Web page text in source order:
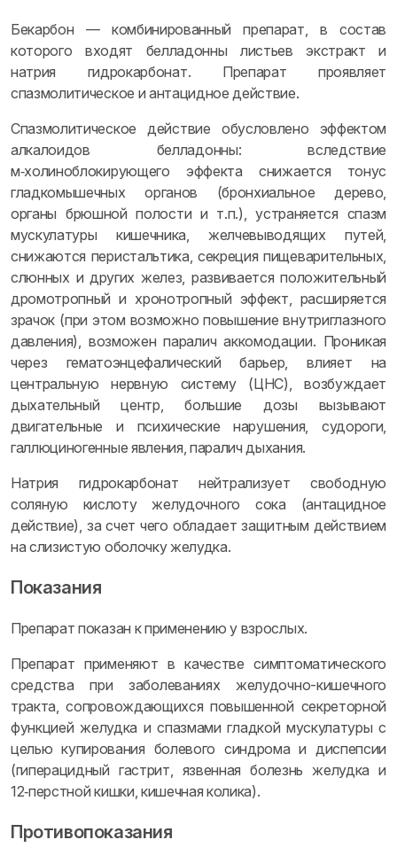
Бекарбон — комбинированный препарат, в состав
которого входят белладонны листьев экстракт и
натрия гидрокарбонат. Препарат проявляет
спазмолитическое и антацидное действие.
Спазмолитическое действие обусловлено эффектом
алкалоидов белладонны: вследствие
м‑холиноблокирующего эффекта снижается тонус
гладкомышечных органов (бронхиальное дерево,
органы брюшной полости и т.п.), устраняется спазм
мускулатуры кишечника, желчевыводящих путей,
снижаются перистальтика, секреция пищеварительных,
слюнных и других желез, развивается положительный
дромотропный и хронотропный эффект, расширяется
зрачок (при этом возможно повышение внутриглазного
давления), возможен паралич аккомодации. Проникая
через гематоэнцефалический барьер, влияет на
центральную нервную систему (ЦНС), возбуждает
дыхательный центр, большие дозы вызывают
двигательные и психические нарушения, судороги,
галлюциногенные явления, паралич дыхания.
Натрия гидрокарбонат нейтрализует свободную
соляную кислоту желудочного сока (антацидное
действие), за счет чего обладает защитным действием
на слизистую оболочку желудка.
Показания
Препарат показан к применению у взрослых.
Препарат применяют в качестве симптоматического
средства при заболеваниях желудочно-кишечного
тракта, сопровождающихся повышенной секреторной
функцией желудка и спазмами гладкой мускулатуры с
целью купирования болевого синдрома и диспепсии
(гиперацидный гастрит, язвенная болезнь желудка и
12‑перстной кишки, кишечная колика).
Противопоказания